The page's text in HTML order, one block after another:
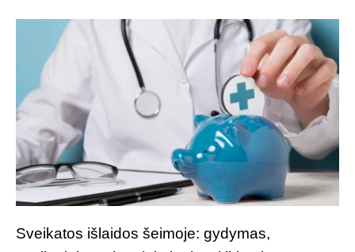
Sveikatos išlaidos šeimoje: gydymas,